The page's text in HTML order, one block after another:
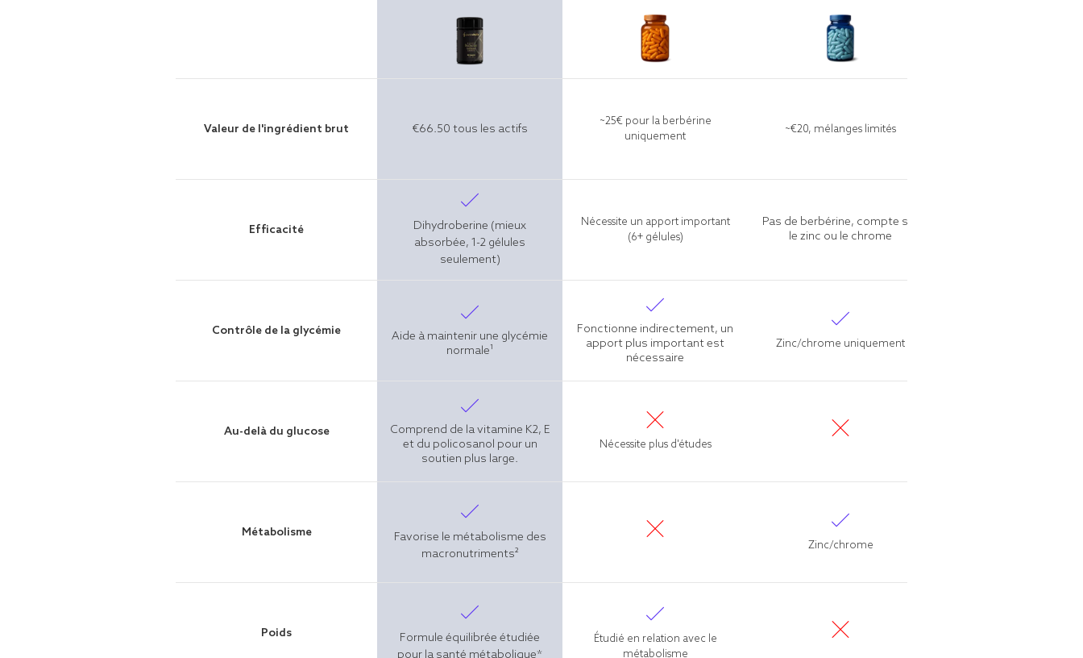
Valeur de l'ingrédient brut
Efficacité
Contrôle de la glycémie
Au-delà du glucose
Métabolisme
Poids
€66.50 tous les actifs
Dihydroberine (mieux
absorbée, 1-2 gélules
seulement)
Aide à maintenir une glycémie
normale¹
Comprend de la vitamine K2, E
et du policosanol pour un
soutien plus large.
Favorise le métabolisme des
macronutriments²
Formule équilibrée étudiée
pour la santé métabolique*
~25€ pour la berbérine
uniquement
Nécessite un apport important
(6+ gélules)
Fonctionne indirectement, un
apport plus important est
nécessaire
Nécessite plus d'études
Étudié en relation avec le
métabolisme
~€20, mélanges limités
Pas de berbérine, compte sur
le zinc ou le chrome
Zinc/chrome uniquement
Zinc/chrome